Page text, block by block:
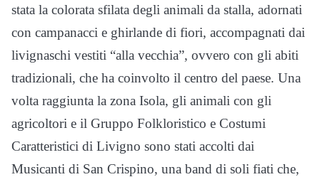
stata la colorata sfilata degli animali da stalla, adornati
con campanacci e ghirlande di fiori, accompagnati dai
livignaschi vestiti “alla vecchia”, ovvero con gli abiti
tradizionali, che ha coinvolto il centro del paese. Una
volta raggiunta la zona Isola, gli animali con gli
agricoltori e il Gruppo Folkloristico e Costumi
Caratteristici di Livigno sono stati accolti dai
Musicanti di San Crispino, una band di soli fiati che,